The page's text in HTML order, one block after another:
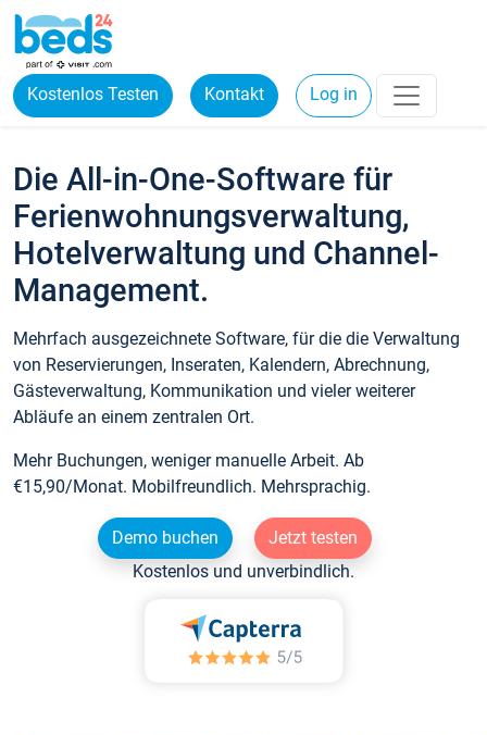
Kostenlos Testen Kontakt Log in
Die All-in-One-Software für
Ferienwohnungsverwaltung,
Hotelverwaltung und Channel-
Management.
Mehrfach ausgezeichnete Software, für die die Verwaltung
von Reservierungen, Inseraten, Kalendern, Abrechnung,
Gästeverwaltung, Kommunikation und vieler weiterer
Abläufe an einem zentralen Ort.
Mehr Buchungen, weniger manuelle Arbeit. Ab
€15,90/Monat. Mobilfreundlich. Mehrsprachig.
Demo buchen
Jetzt testen
Kostenlos und unverbindlich.